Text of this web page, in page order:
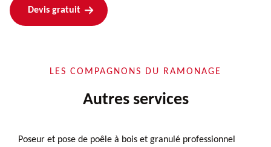
Devis gratuit
LES COMPAGNONS DU RAMONAGE
Autres services
Poseur et pose de poêle à bois et granulé professionnel